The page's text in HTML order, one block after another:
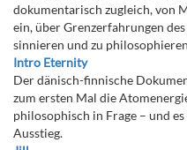
dokumentarisch zugleich, von
ein, über Grenzerfahrungen
sinnieren und zu
Intro Eternity
Der dänisch-finnische
zum ersten Mal die
philosophisch in Frage – und
Ausstieg.